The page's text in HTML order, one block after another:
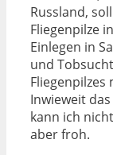
Russland,
Fliegenpilze
Einlegen in
und
Fliegenpilzes
Inwieweit
kann ich
aber froh.